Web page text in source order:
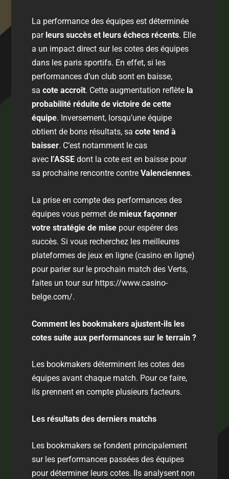
La performance des équipes est déterminée
par leurs succès et leurs échecs récents. Elle
a un impact direct sur les cotes des équipes
dans les paris sportifs. En effet, si les
performances d’un club sont en baisse,
sacote accroît. Cette augmentation reflète la
probabilité réduite de victoire de cette
équipe. Inversement, lorsqu’une équipe
obtient de bons résultats, sacote tend à
baisser. C’est notamment le cas
avec l’ASSE dont la cote est en baisse pour
sa prochaine rencontre contreValenciennes.
La prise en compte des performances des
équipes vous permet demieux façonner
votre stratégie de mise pour espérer des
succès. Si vous recherchez les meilleures
plateformes de jeux en ligne (casino en ligne)
pour parier sur le prochain match des Verts,
faites un tour sur https://www.casino-
belge.com/.
Comment les bookmakers ajustent-ils les
cotes suite aux performances sur le terrain ?
Les bookmakers déterminent les cotes des
équipes avant chaque match. Pour ce faire,
ils prennent en compte plusieurs facteurs.
Les résultats des derniers matchs
Les bookmakers se fondent principalement
sur les performances passées des équipes
pour déterminer leurs cotes. Ils analysent non